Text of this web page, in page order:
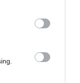
πόλο δεύτερη